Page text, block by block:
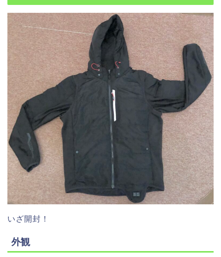
いざ開封！
外観